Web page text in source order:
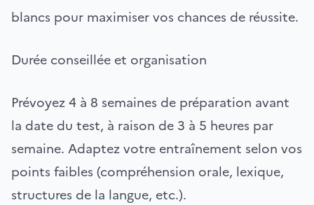
blancs pour maximiser vos chances de réussite.
Durée conseillée et organisation
Prévoyez 4 à 8 semaines de préparation avant
la date du test, à raison de 3 à 5 heures par
semaine. Adaptez votre entraînement selon vos
points faibles (compréhension orale, lexique,
structures de la langue, etc.).